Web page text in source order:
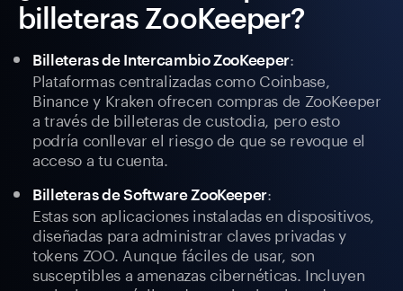
billeteras ZooKeeper?
Billeteras de Intercambio ZooKeeper:
Plataformas centralizadas como Coinbase,
Binance y Kraken ofrecen compras de ZooKeeper
a través de billeteras de custodia, pero esto
podría conllevar el riesgo de que se revoque el
acceso a tu cuenta.
Billeteras de Software ZooKeeper:
Estas son aplicaciones instaladas en dispositivos,
diseñadas para administrar claves privadas y
tokens ZOO. Aunque fáciles de usar, son
susceptibles a amenazas cibernéticas. Incluyen